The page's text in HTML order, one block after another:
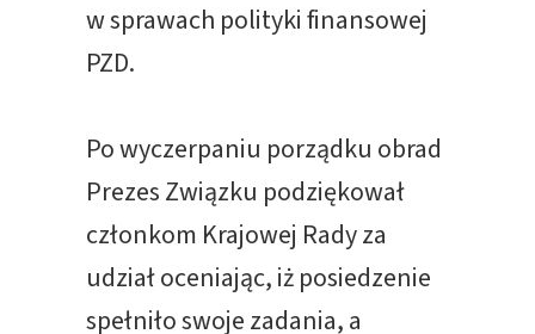
w sprawach polityki finansowej
PZD.
Po wyczerpaniu porządku obrad
Prezes Związku podziękował
członkom Krajowej Rady za
udział oceniając, iż posiedzenie
spełniło swoje zadania, a